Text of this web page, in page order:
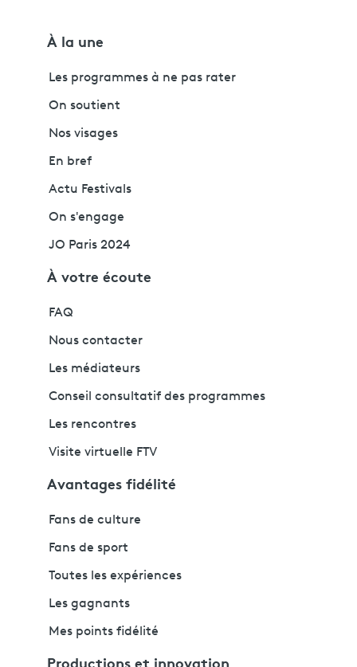
À la une
Les programmes à ne pas rater
On soutient
Nos visages
En bref
Actu Festivals
On s'engage
JO Paris 2024
À votre écoute
FAQ
Nous contacter
Les médiateurs
Conseil consultatif des programmes
Les rencontres
Visite virtuelle FTV
Avantages fidélité
Fans de culture
Fans de sport
Toutes les expériences
Les gagnants
Mes points fidélité
Productions et innovation